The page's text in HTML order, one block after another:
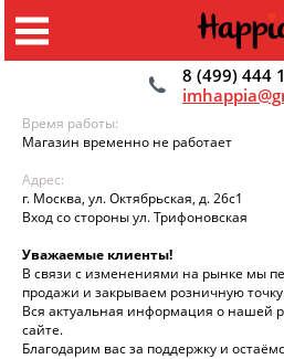
8 (499) 444
Время работы:
Магазин временно не работает
Адрес:
г. Москва, ул. Октябрьская, д. 26с1
Вход со стороны ул. Трифоновская
Уважаемые клиенты!
В связи с изменениями на рынке мы
продажи и закрываем розничную
Вся актуальная информация о нашей
сайте.
Благодарим вас за поддержку и